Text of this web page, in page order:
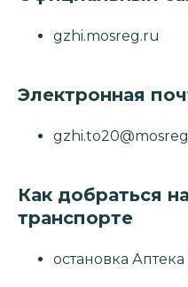
gzhi.mosreg.ru
Электронная
Как добраться
транспорте
остановка Аптека